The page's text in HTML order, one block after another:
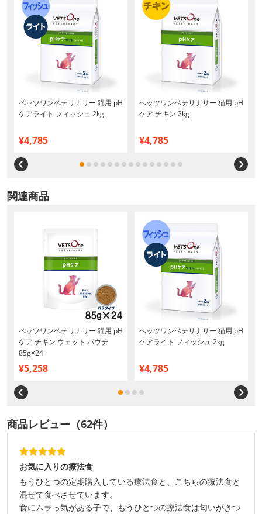
ベッツワンベテリナリー 猫用 pH
ケアライト フィッシュ 2kg
¥4,785
ベッツワンベテリナリー 猫用 pH
ケア チキン 2kg
¥4,785
関連商品
ベッツワンベテリナリー 猫用 pH
ケア チキン ウェット パウチ
85g×24
¥5,258
ベッツワンベテリナリー 猫用 pH
ケアライト フィッシュ 2kg
¥4,785
商品レビュー（62件）
お気に入りの療法食
もうひとつの定期購入している療法食と、こちらの療法食と
混ぜて食べさせています。
食にムラっ気がある子で、もうひとつの療法食は匂いがきつ